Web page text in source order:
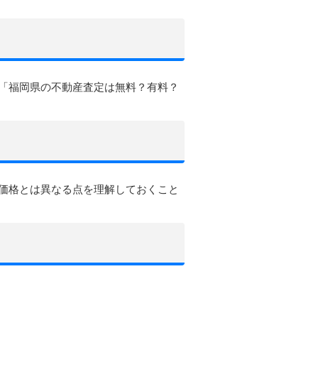
福岡県の不動産査定は無料？有料？
格とは異なる点を理解しておくこと